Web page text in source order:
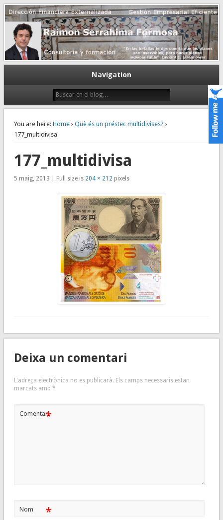
Dirección financiera de la PyME
Gestión empresarial eficiente. Dirección financiera externalizada.
Navigation
You are here: Home› Què és un préstec multidivises? ›
177_multidivisa
177_multidivisa
5 maig, 2013 | Full size is 204 × 212 pixels
Deixa un comentari
L'adreça electrònica no es publicarà. Els camps necessaris estan
marcats amb *
Comentari*
Nom *